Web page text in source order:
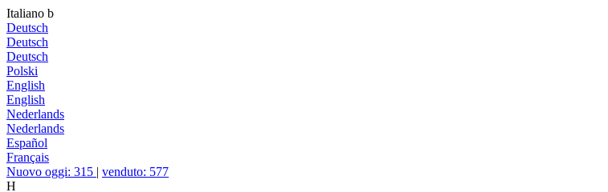
Italiano b
Deutsch
Deutsch
Deutsch
Polski
English
English
Nederlands
Nederlands
Español
Français
Nuovo oggi: 315 | venduto: 577
H